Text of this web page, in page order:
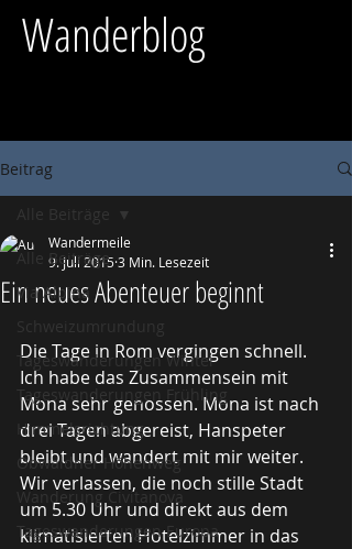
Wanderblog
Beitrag
Alle Beiträge
Via Alpina
Schweizumrundung
Tageswanderungen Winter
Tageswanderungen Frühling
Himmelsrichtung
Obwaldner Höhenweg
Wanderung Civitanova
Tageswanderungen Europa
Alle Beiträge
Ein neues Abenteuer beginnt
Wandermeile
9. Juli 20153 Min. Lesezeit
Die Tage in Rom vergingen schnell.
Ich habe das Zusammensein mit
Mona sehr genossen. Mona ist nach
drei Tagen abgereist, Hanspeter
bleibt und wandert mit mir weiter.
Wir verlassen, die noch stille Stadt
um 5.30 Uhr und direkt aus dem
klimatisierten Hotelzimmer in das